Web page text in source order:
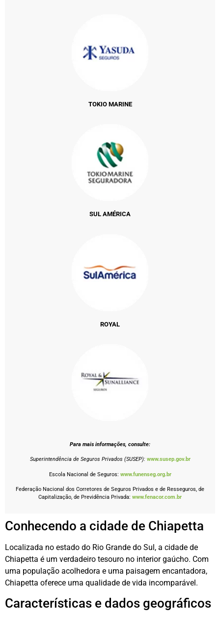
TOKIO MARINE
SUL AMÉRICA
ROYAL
Para mais informações, consulte:
Superintendência de Seguros Privados (SUSEP): www.susep.gov.br
Escola Nacional de Seguros: www.funenseg.org.br
Federação Nacional dos Corretores de Seguros Privados e de Resseguros, de
Capitalização, de Previdência Privada: www.fenacor.com.br
Conhecendo a cidade de Chiapetta
Localizada no estado do Rio Grande do Sul, a cidade de
Chiapetta é um verdadeiro tesouro no interior gaúcho. Com
uma população acolhedora e uma paisagem encantadora,
Chiapetta oferece uma qualidade de vida incomparável.
Características e dados geográficos